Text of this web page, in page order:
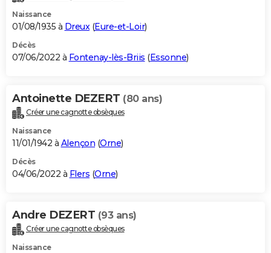
Naissance
01/08/1935 à Dreux(Eure-et-Loir)
Décès
07/06/2022 à Fontenay-lès-Briis (Essonne)
Antoinette DEZERT (80 ans)
Créer une cagnotte obsèques
Naissance
11/01/1942 à Alençon (Orne)
Décès
04/06/2022 à Flers (Orne)
Andre DEZERT (93 ans)
Créer une cagnotte obsèques
Naissance